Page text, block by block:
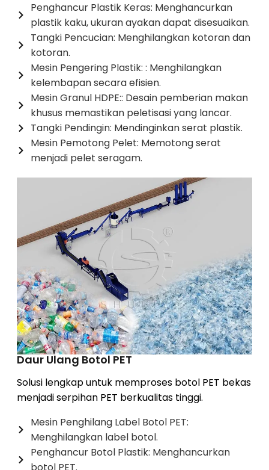
Penghancur Plastik Keras: Menghancurkan
plastik kaku, ukuran ayakan dapat disesuaikan.
Tangki Pencucian: Menghilangkan kotoran dan
kotoran.
Mesin Pengering Plastik: : Menghilangkan
kelembapan secara efisien.
Mesin Granul HDPE:: Desain pemberian makan
khusus memastikan peletisasi yang lancar.
Tangki Pendingin: Mendinginkan serat plastik.
Mesin Pemotong Pelet: Memotong serat
menjadi pelet seragam.
Daur Ulang Botol PET
Solusi lengkap untuk memproses botol PET bekas
menjadi serpihan PET berkualitas tinggi.
Mesin Penghilang Label Botol PET:
Menghilangkan label botol.
Penghancur Botol Plastik: Menghancurkan